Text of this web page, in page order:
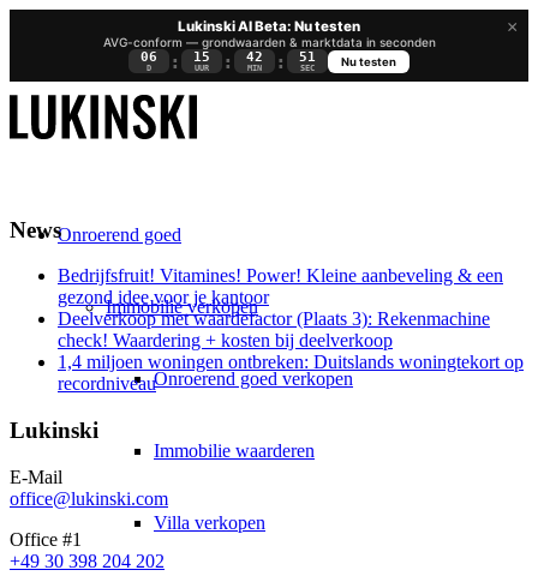
×
Lukinski AI Beta: Nu testen
AVG-conform — grondwaarden & marktdata in seconden
06
D : 15
UUR : 42
MIN : 50
SEC
Nu testen
Onroerend goed
Immobilie verkopen
Onroerend goed verkopen
Immobilie waarderen
Villa verkopen
News
Bedrijfsfruit! Vitamines! Power! Kleine aanbeveling & een
gezond idee voor je kantoor
Deelverkoop met waardefactor (Plaats 3): Rekenmachine
check! Waardering + kosten bij deelverkoop
1,4 miljoen woningen ontbreken: Duitslands woningtekort op
recordniveau
Lukinski
E-Mail
office@lukinski.com
Office #1
+49 30 398 204 202